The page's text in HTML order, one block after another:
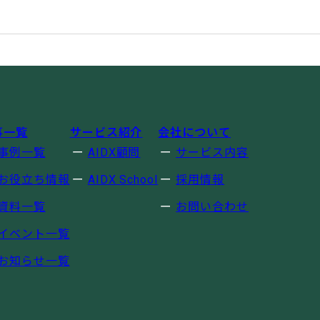
一覧
例一覧
役立ち情報
料一覧
ベント一覧
知らせ一覧
サービス紹介
AIDX顧問
AIDX School
会社について
サービス内容
採用情報
お問い合わせ